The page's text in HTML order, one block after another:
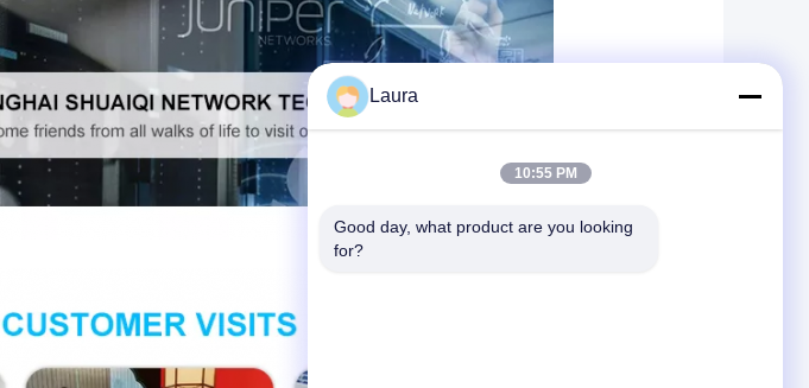
Laura
10:55 PM
Good day, what product are you looking
for?